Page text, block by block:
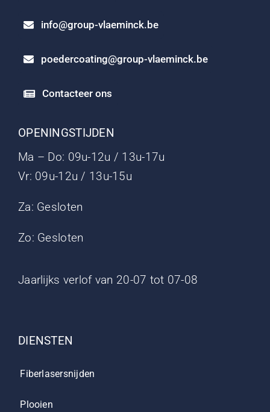
info@group-vlaeminck.be
poedercoating@group-vlaeminck.be
Contacteer ons
OPENINGSTIJDEN
Ma – Do: 09u-12u / 13u-17u
Vr: 09u-12u / 13u-15u
Za: Gesloten
Zo: Gesloten
Jaarlijks verlof van 20-07 tot 07-08
DIENSTEN
Fiberlasersnijden
Plooien